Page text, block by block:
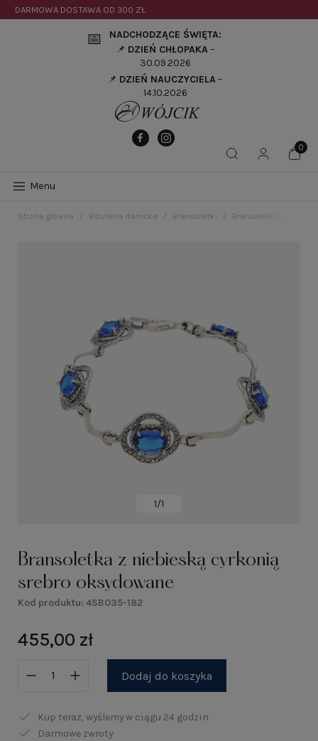
DARMOWA DOSTAWA OD 300 ZŁ
📅
NADCHODZĄCE ŚWIĘTA:
📌 DZIEŃ CHŁOPAKA–
30.09.2026
📌 DZIEŃ NAUCZYCIELA–
14.10.2026
Menu
Strona główna Biżuteria damska Bransoletki Bransoletka z
1/1
Bransoletka z niebieską cyrkonią
srebro oksydowane
Kod produktu: 4SB035-182
455,00 zł
Dodaj do koszyka
Kup teraz, wyślemy w ciągu 24 godzin
Darmowe zwroty